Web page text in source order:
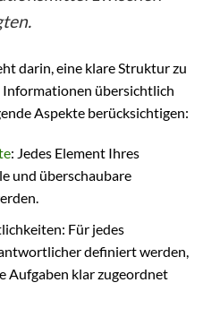
darin, eine klare Struktur zu
Informationen übersichtlich
Aspekte berücksichtigen:
: Jedes Element Ihres
und überschaubare
Für jedes
definiert werden,
Aufgaben klar zugeordnet